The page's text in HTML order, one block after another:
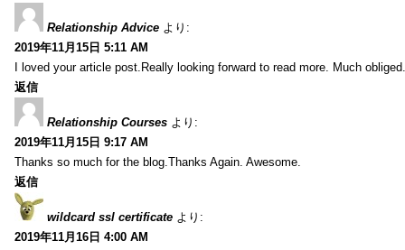
Relationship Advice より:
2019年11月15日 5:11 AM
I loved your article post.Really looking forward to read more. Much obliged.
返信
Relationship Courses より:
2019年11月15日 9:17 AM
Thanks so much for the blog.Thanks Again. Awesome.
返信
wildcard ssl certificate より:
2019年11月16日 4:00 AM